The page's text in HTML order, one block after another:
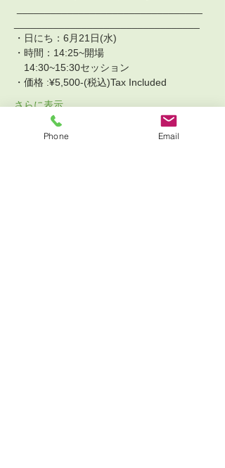
・日にち：6月21日(水)
・時間：14:25~開場
14:30~15:30セッション
・価格 :¥5,500-(税込)Tax Included
さらに表示
チケット詳細
Phone Email